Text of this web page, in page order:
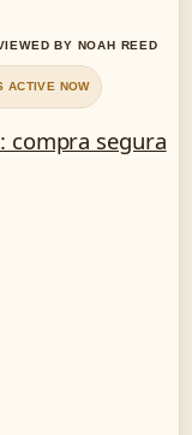
BY NOAH REED
ACTIVE NOW